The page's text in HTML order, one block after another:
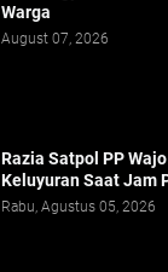
Warga
August 07, 2026
Razia Satpol PP
Keluyuran Saat Jam
Rabu, Agustus 05, 2026